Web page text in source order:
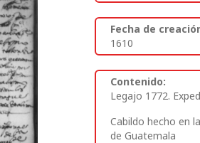
Fecha de
1610
Contenido:
Legajo 1772.
Cabildo hecho en
de Guatemala